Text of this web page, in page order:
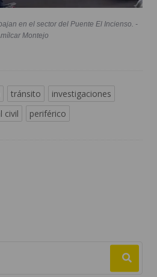
en el sector del Puente El Incienso. -
Montejo
tránsito
investigaciones
civil periférico